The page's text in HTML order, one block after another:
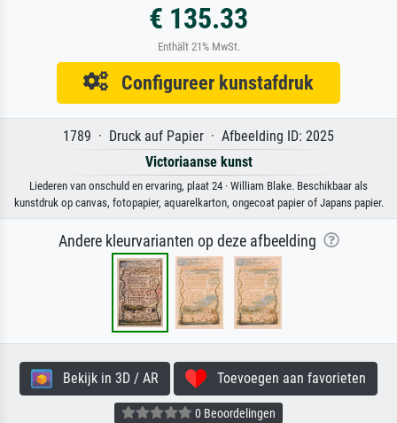
€ 135.33
Enthält 21% MwSt.
Configureer kunstafdruk
1789 · Druck auf Papier · Afbeelding ID: 2025
Victoriaanse kunst
Liederen van onschuld en ervaring, plaat 24 · William Blake. Beschikbaar als
kunstdruk op canvas, fotopapier, aquarelkarton, ongecoat papier of Japans papier.
Andere kleurvarianten op deze afbeelding
Bekijk in 3D / AR Toevoegen aan favorieten
0 Beoordelingen